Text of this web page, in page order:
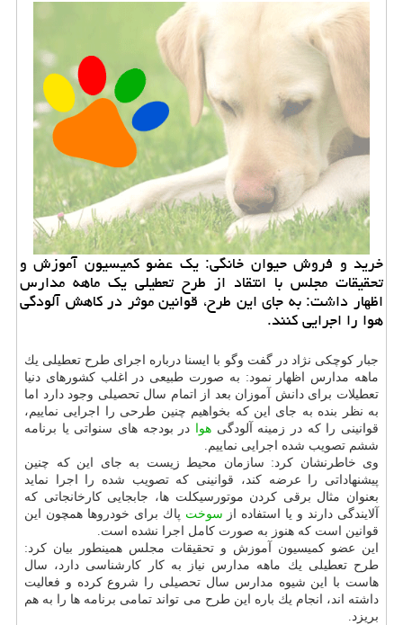
خرید و فروش حیوان خانگی: یك عضو كمیسیون آموزش و
تحقیقات مجلس با انتقاد از طرح تعطیلی یك ماهه مدارس
اظهار داشت: به جای این طرح، قوانین موثر در كاهش آلودگی
هوا را اجرایی كنند.
جبار كوچكی نژاد در گفت وگو با ایسنا درباره اجرای طرح تعطیلی یك
ماهه مدارس اظهار نمود: به صورت طبیعی در اغلب كشورهای دنیا
تعطیلات برای دانش آموزان بعد از اتمام سال تحصیلی وجود دارد اما
به نظر بنده به جای این كه بخواهیم چنین طرحی را اجرایی نماییم،
قوانینی را كه در زمینه آلودگی هوا در بودجه های سنواتی یا برنامه
ششم تصویب شده اجرایی نماییم.
وی خاطرنشان كرد: سازمان محیط زیست به جای این كه چنین
پیشنهاداتی را عرضه كند، قوانینی كه تصویب شده را اجرا نماید
بعنوان مثال برقی كردن موتورسیكلت ها، جابجایی كارخانجاتی كه
آلایندگی دارند و یا استفاده از سوخت پاك برای خودروها همچون این
قوانین است كه هنوز به صورت كامل اجرا نشده است.
این عضو كمیسیون آموزش و تحقیقات مجلس همینطور بیان كرد:
طرح تعطیلی یك ماهه مدارس نیاز به كار كارشناسی دارد، سال
هاست با این شیوه مدارس سال تحصیلی را شروع كرده و فعالیت
داشته اند، انجام یك باره این طرح می تواند تمامی برنامه ها را به هم
بریزد.